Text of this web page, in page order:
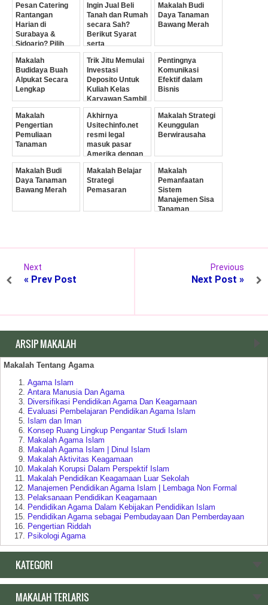
Pesan Catering
Rantangan
Harian di
Surabaya &
Sidoarjo? Pilih
Catering BOS !
Ingin Jual Beli
Tanah dan Rumah
secara Sah?
Berikut Syarat
serta
Prosedurnya
Makalah Budi
Daya Tanaman
Bawang Merah
Makalah
Budidaya Buah
Alpukat Secara
Lengkap
Trik Jitu Memulai
Investasi
Deposito Untuk
Kuliah Kelas
Karyawan Sambil
Kerja
Pentingnya
Komunikasi
Efektif dalam
Bisnis
Makalah
Pengertian
Pemuliaan
Tanaman
Akhirnya
Usitechinfo.net
resmi legal
masuk pasar
Amerika dengan
persetujuan SEC
dan FTC
Makalah Strategi
Keunggulan
Berwirausaha
Makalah Budi
Daya Tanaman
Bawang Merah
Makalah Belajar
Strategi
Pemasaran
Makalah
Pemanfaatan
Sistem
Manajemen Sisa
Tanaman
Next
« Prev Post
Previous
Next Post »
ARSIP MAKALAH
Makalah Tentang Agama
Agama Islam
Antara Manusia Dan Agama
Diversifikasi Pendidikan Agama Dan Keagamaan
Evaluasi Pembelajaran Pendidikan Agama Islam
Islam dan Iman
Konsep Ruang Lingkup Pengantar Studi Islam
Makalah Agama Islam
Makalah Agama Islam | Dinul Islam
Makalah Aktivitas Keagamaan
Makalah Korupsi Dalam Perspektif Islam
Makalah Pendidikan Keagamaan Luar Sekolah
Manajemen Pendidikan Agama Islam | Lembaga Non Formal
Pelaksanaan Pendidikan Keagamaan
Pendidikan Agama Dalam Kebijakan Pendidikan Islam
Pendidikan Agama sebagai Pembudayaan Dan Pemberdayaan
Pengertian Riddah
Psikologi Agama
Relasi Negara | Agama dan Pendidikan
Akar Historis Dualisme Dalam Sistem Pendidikan di Indonesia
KATEGORI
MAKALAH TERLARIS